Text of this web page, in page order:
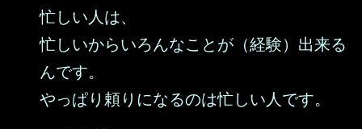
忙しい人は、
忙しいからいろんなことが（経験）出来る
んです。
やっぱり頼りになるのは忙しい人です。